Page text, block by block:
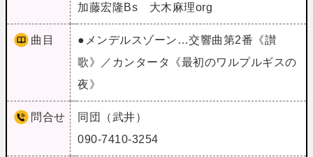
加藤宏隆Bs 大木麻理org
曲目
●メンデルスゾーン…交響曲第2番《讃
歌》／カンタータ《最初のワルプルギスの
夜》
問合せ
同団（武井）
090-7410-3254